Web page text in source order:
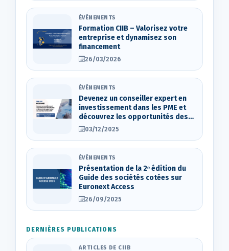
ÉVÈNEMENTS
Formation CIIB – Valorisez votre
entreprise et dynamisez son
financement
26/03/2026
ÉVÈNEMENTS
Devenez un conseiller expert en
investissement dans les PME et
découvrez les opportunités des
marchés d’actions OTC
03/12/2025
ÉVÈNEMENTS
Présentation de la 2ᵉ édition du
Guide des sociétés cotées sur
Euronext Access
26/09/2025
DERNIÈRES PUBLICATIONS
ARTICLES DE CIIB